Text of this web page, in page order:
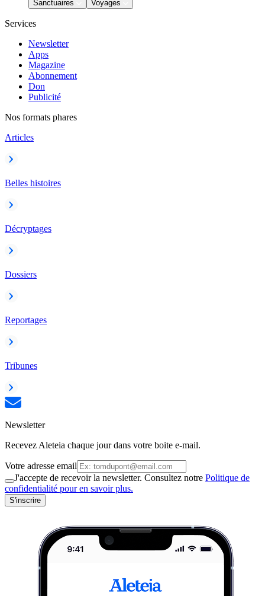
Sanctuaires
Voyages
Services
Newsletter
Apps
Magazine
Abonnement
Don
Publicité
Nos formats phares
Articles
Belles histoires
Décryptages
Dossiers
Reportages
Tribunes
Newsletter
Recevez Aleteia chaque jour dans votre boite e-mail.
Votre adresse email
J'accepte de recevoir la newsletter. Consultez notre Politique de
confidentialité pour en savoir plus.
S'inscrire